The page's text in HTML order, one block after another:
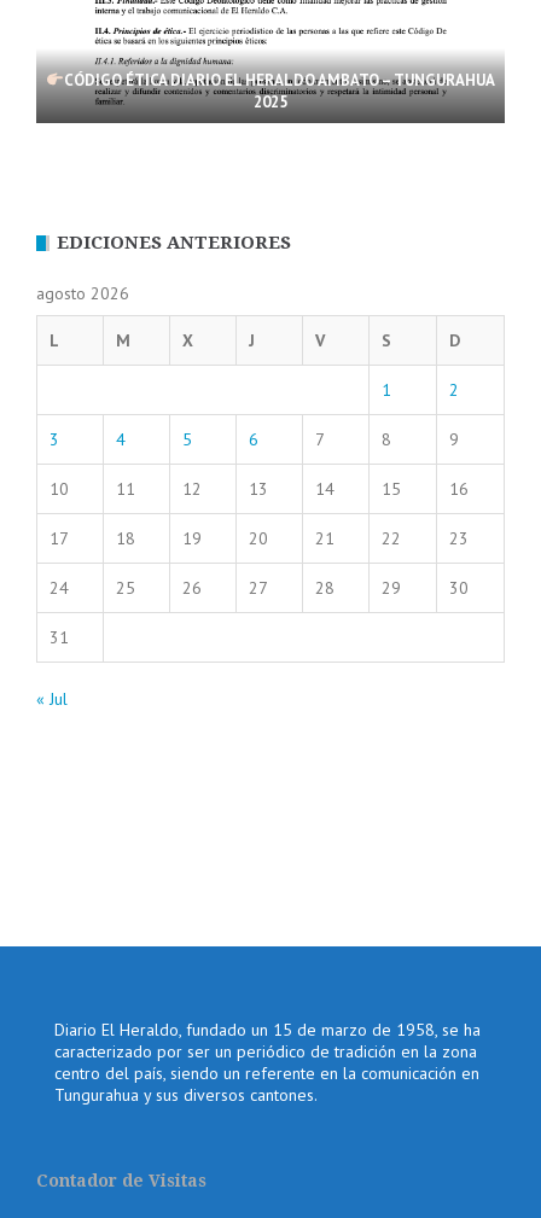
CÓDIGO ÉTICA DIARIO EL HERALDO AMBATO – TUNGURAHUA
2025
EDICIONES ANTERIORES
agosto 2026
L M X J V S D
1 2
3 4 5 6 7 8 9
10 11 12 13 14 15 16
17 18 19 20 21 22 23
24 25 26 27 28 29 30
31
« Jul
Diario El Heraldo, fundado un 15 de marzo de 1958, se ha
caracterizado por ser un periódico de tradición en la zona
centro del país, siendo un referente en la comunicación en
Tungurahua y sus diversos cantones.
Contador de Visitas